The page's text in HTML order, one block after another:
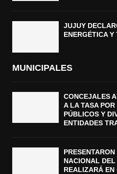
JUJUY
ENERGÉTICA Y
MUNICIPALES
CONCEJALES
A LA TASA
PÚBLICOS Y
ENTIDADES
NACIONAL
REALIZARÁ EN